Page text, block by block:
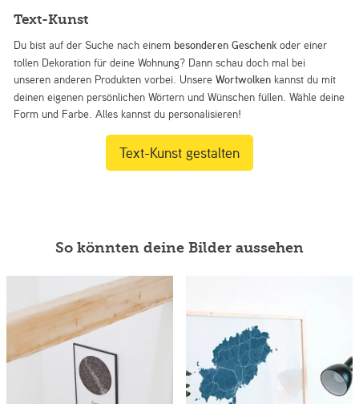
Text-Kunst
Du bist auf der Suche nach einem besonderen Geschenk oder einer
tollen Dekoration für deine Wohnung? Dann schau doch mal bei
unseren anderen Produkten vorbei. UnsereWortwolken kannst du mit
deinen eigenen persönlichen Wörtern und Wünschen füllen. Wähle deine
Form und Farbe. Alles kannst du personalisieren!
Text-Kunst gestalten
So könnten deine Bilder aussehen